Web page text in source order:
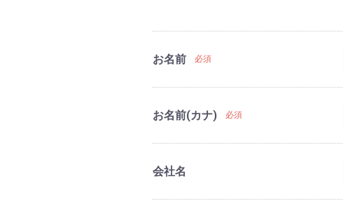
お名前 必須
お名前(カナ) 必須
会社名